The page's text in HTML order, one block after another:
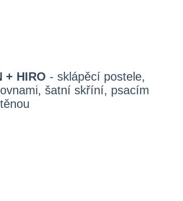
+ HIRO - sklápěcí postele,
šatní skříní, psacím